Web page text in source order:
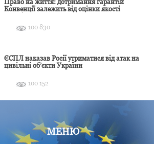
Конвенції залежить від оцінки якості
100 830
ЄСПЛ наказав Росії утриматися від атак на
цивільні об’єкти України
100 152
МЕНЮ